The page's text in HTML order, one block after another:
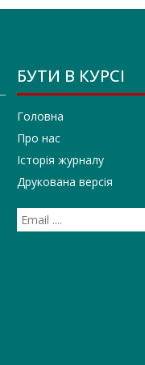
БУТИ В КУРСІ
Головна
Про нас
Історія журналу
Друкована версія